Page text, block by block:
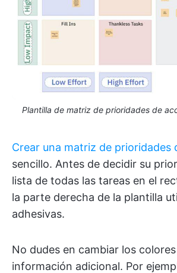
Plantilla de matriz de prioridades de
Crear una matriz de prioridades
sencillo. Antes de decidir su
lista de todas las tareas en el
la parte derecha de la plantilla
adhesivas.
No dudes en cambiar los
información adicional. Por